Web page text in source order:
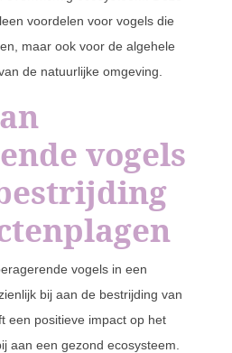
voordelen voor vogels die
maar ook voor de algehele
de natuurlijke omgeving.
vogels
vogels in een
bij aan de bestrijding van
een positieve impact op het
aan een gezond ecosysteem.